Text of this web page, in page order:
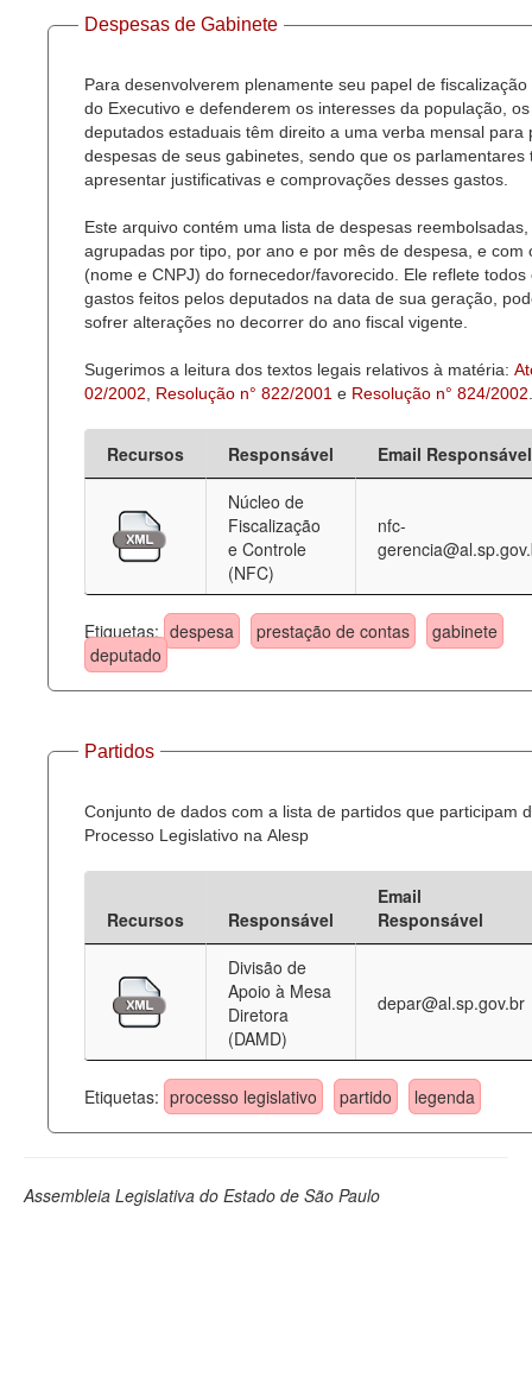
Perguntas frequentes
Despesas de Gabinete
Para desenvolverem plenamente seu papel de fiscalização
do Executivo e defenderem os interesses da população, os
deputados estaduais têm direito a uma verba mensal para
despesas de seus gabinetes, sendo que os parlamentares
apresentar justificativas e comprovações desses gastos.
Este arquivo contém uma lista de despesas reembolsadas,
agrupadas por tipo, por ano e por mês de despesa, e com
(nome e CNPJ) do fornecedor/favorecido. Ele reflete todos
gastos feitos pelos deputados na data de sua geração,
sofrer alterações no decorrer do ano fiscal vigente.
Sugerimos a leitura dos textos legais relativos à matéria:
02/2002
Resolução n° 822/2001 e Resolução n° 824/2002
Recursos Responsável
Email Responsável
Núcleo de
Fiscalização
e Controle
(NFC)
nfc-
Etiquetas: despesa prestação de contas
gabinete
deputado
Partidos
Conjunto de dados com a lista de partidos que participam
Processo Legislativo na Alesp
Recursos Responsável
Email
Responsável
Divisão de
Apoio à Mesa
Diretora
(DAMD)
depar@al.sp.gov.br
Etiquetas: processo legislativo partido legenda
Assembleia Legislativa do Estado de São Paulo